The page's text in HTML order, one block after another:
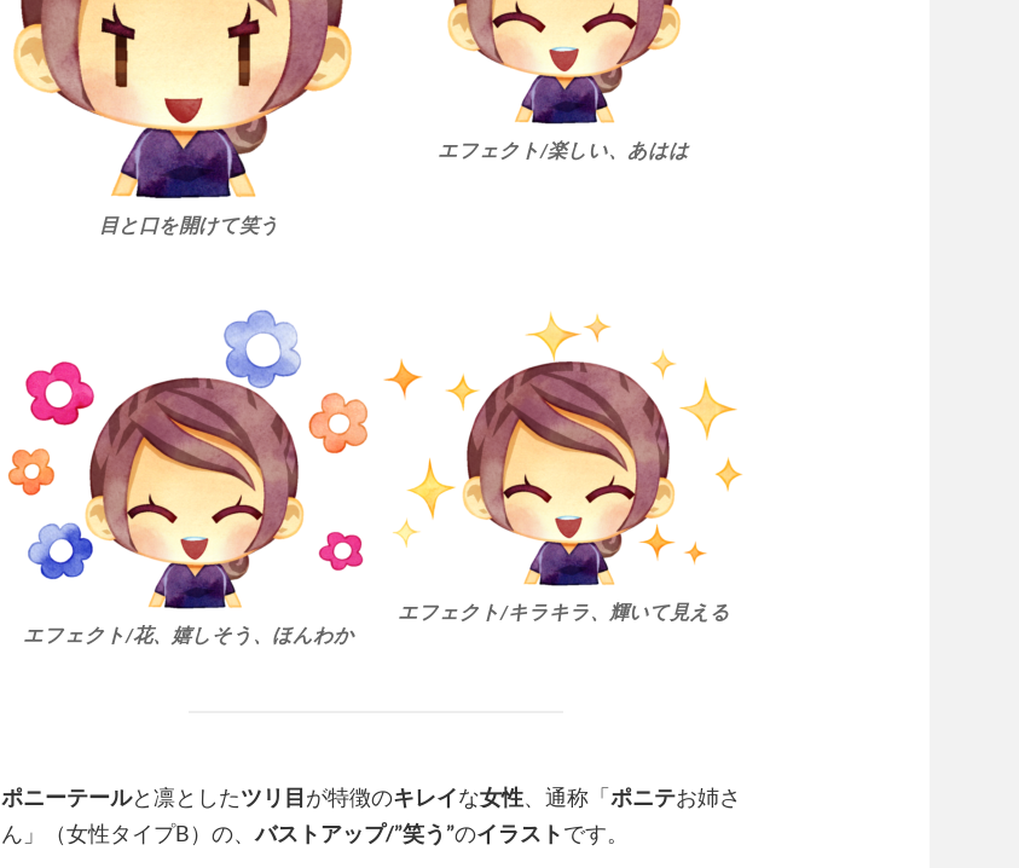
目と口を開けて笑う
エフェクト/楽しい、あはは
エフェクト/花、嬉しそう、ほんわか
エフェクト/キラキラ、輝いて見える
ポニーテールと凛としたツリ目が特徴のキレイな女性、通称「ポニテお姉さ
ん」（女性タイプB）の、バストアップ/”笑う”のイラストです。